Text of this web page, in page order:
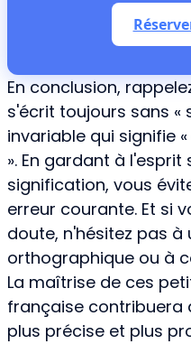
En conclusion,
s'écrit toujours sans «
invariable qui signifie
». En gardant à
signification, vous
erreur courante. Et si
doute, n'hésitez pas
orthographique ou à
La maîtrise de ces
française contribuera
plus précise et plus